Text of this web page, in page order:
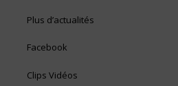
Plus d’actualités
Facebook
Clips Vidéos